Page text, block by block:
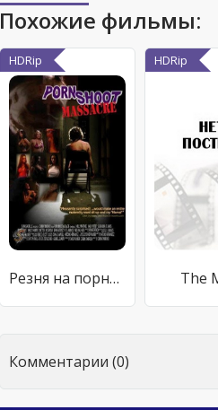
Похожие фильмы:
HDRip
Резня на порносъемках
HDRip
The
Комментарии (0)